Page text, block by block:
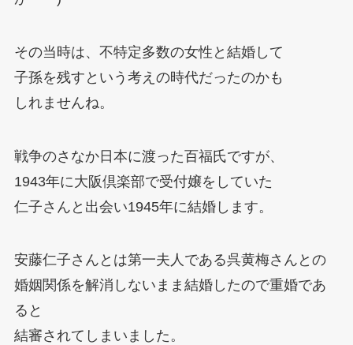
その当時は、不特定多数の女性と結婚して
子孫を残すという考えの時代だったのかも
しれませんね。
戦争のさなか日本に渡った百福氏ですが、
1943年に大阪倶楽部で受付嬢をしていた
仁子さんと出会い1945年に結婚します。
安藤仁子さんとは第一夫人である呉黄梅さんとの
婚姻関係を解消しないまま結婚したので重婚であ
ると
結審されてしまいました。